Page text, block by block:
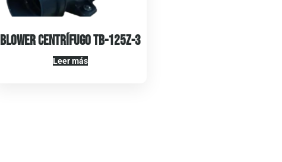
Blower Centrífugo TB-125Z-3
Leer más